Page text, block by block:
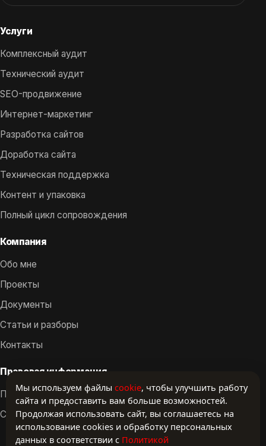
Услуги
Комплексный аудит
Технический аудит
SEO-продвижение
Интернет-маркетинг
Разработка сайтов
Доработка сайта
Техническая поддержка
Контент и упаковка
Полный цикл сопровождения
Компания
Обо мне
Проекты
Документы
Статьи и разборы
Контакты
Правовая информация
Политика конфиденциальности
Согласие на обработку ПД
Мы используем файлы cookie, чтобы улучшить работу
сайта и предоставить вам больше возможностей.
Продолжая использовать сайт, вы соглашаетесь на
использование cookies и обработку персональных
данных в соответствии с Политикой